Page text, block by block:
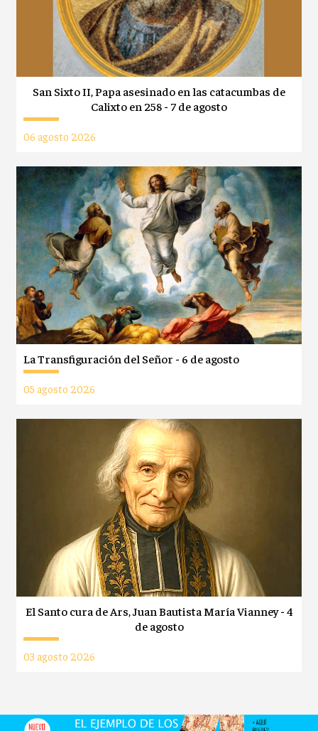
San Sixto II, Papa asesinado en las catacumbas de
Calixto en 258 - 7 de agosto
06 agosto 2026
La Transfiguración del Señor - 6 de agosto
05 agosto 2026
El Santo cura de Ars, Juan Bautista María Vianney - 4
de agosto
03 agosto 2026